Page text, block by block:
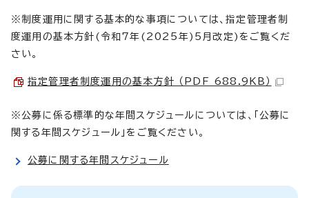
※制度運用に関する基本的な事項については、指定管理者制
度運用の基本方針(令和7年(2025年)5月改定)をご覧くだ
さい。
指定管理者制度運用の基本方針 （PDF 688.9KB）
※公募に係る標準的な年間スケジュールについては、「公募に
関する年間スケジュール」をご覧ください。
公募に関する年間スケジュール